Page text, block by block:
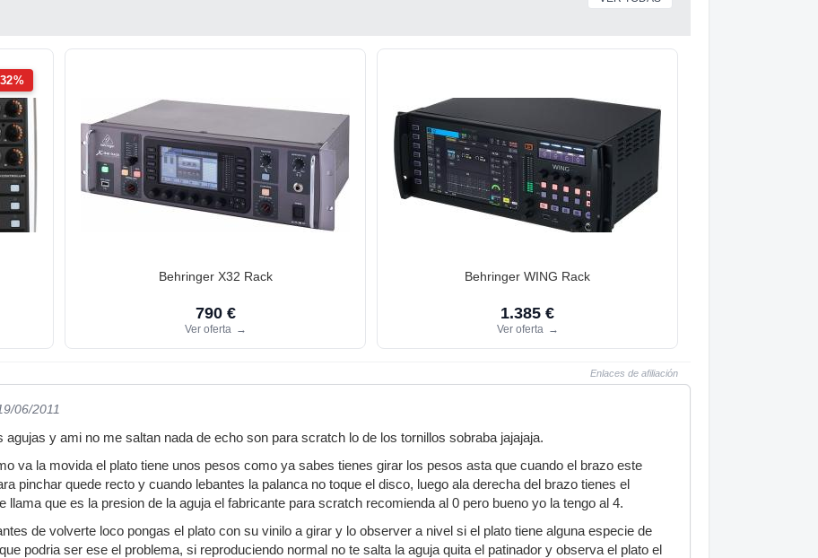
Behringer X32 Rack
790 €
Ver oferta →
Behringer WING Rack
1.385 €
Ver oferta →
Enlaces de afiliación
06/2011
agujas y ami no me saltan nada de echo son para scratch lo de los tornillos sobraba jajajaja.
va la movida el plato tiene unos pesos como ya sabes tienes girar los pesos asta que cuando el brazo este
pinchar quede recto y cuando lebantes la palanca no toque el disco, luego ala derecha del brazo tienes el
llama que es la presion de la aguja el fabricante para scratch recomienda al 0 pero bueno yo la tengo al 4.
de volverte loco pongas el plato con su vinilo a girar y lo observer a nivel si el plato tiene alguna especie de
podria ser ese el problema, si reproduciendo normal no te salta la aguja quita el patinador y observa el plato el